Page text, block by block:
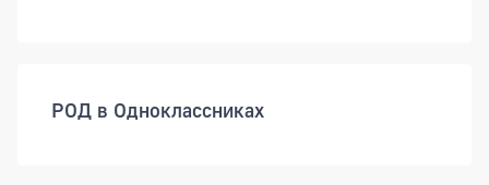
РОД в Одноклассниках